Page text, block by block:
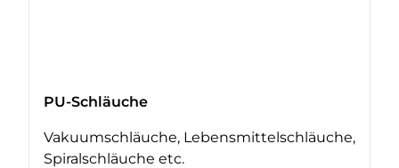
PU-Schläuche
Vakuumschläuche, Lebensmittelschläuche,
Spiralschläuche etc.